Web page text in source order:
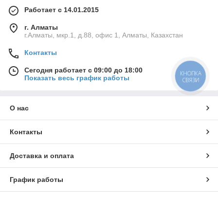
Работает с 14.01.2015
г. Алматы
г.Алматы, мкр.1, д.88, офис 1, Алматы, Казахстан
Контакты
Сегодня работает с 09:00 до 18:00
Показать весь график работы
О нас
Контакты
Доставка и оплата
График работы
КНОПКА
СВЯЗИ